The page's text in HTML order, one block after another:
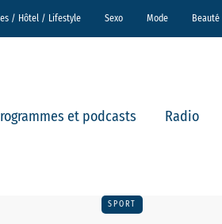
/ Hôtel / Lifestyle Sexo Mode Beauté
et podcasts Radio
SPORT